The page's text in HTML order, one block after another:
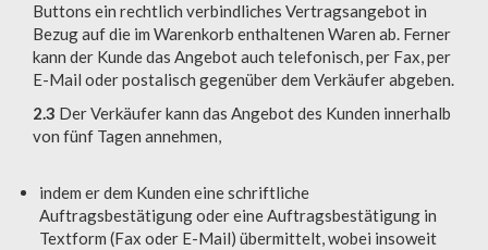
Buttons ein rechtlich verbindliches Vertragsangebot in
Bezug auf die im Warenkorb enthaltenen Waren ab. Ferner
kann der Kunde das Angebot auch telefonisch, per Fax, per
E-Mail oder postalisch gegenüber dem Verkäufer abgeben.
2.3 Der Verkäufer kann das Angebot des Kunden innerhalb
von fünf Tagen annehmen,
indem er dem Kunden eine schriftliche
Auftragsbestätigung oder eine Auftragsbestätigung in
Textform (Fax oder E-Mail) übermittelt, wobei insoweit